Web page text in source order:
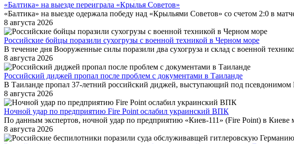
«Балтика» на выезде переиграла «Крылья Советов»
«Балтика» на выезде одержала победу над «Крыльями Советов» со счетом 2:0 в
8 августа 2026
Российские бойцы поразили сухогрузы с военной техникой в Черном море
В течение дня Вооруженные силы поразили два сухогруза и склад с военной
8 августа 2026
Российский диджей пропал после проблем с документами в Таиланде
В Таиланде пропал 37-летний российский диджей, выступающий под
8 августа 2026
Ночной удар по предприятию Fire Point ослабил украинский ВПК
По данным экспертов, ночной удар по предприятию «Киев-111» (Fire Point) в Киеве
8 августа 2026